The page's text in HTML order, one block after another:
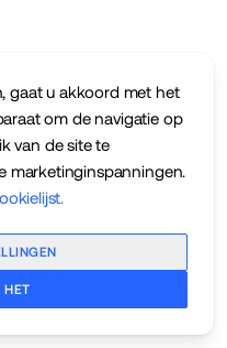
gaat u akkoord met het
om de navigatie op
van de site te
marketinginspanningen.
.
HET